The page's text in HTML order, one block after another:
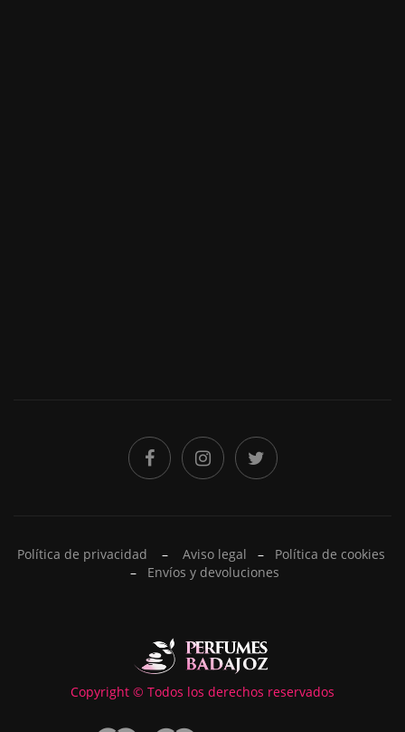
Política de privacidad – Aviso legal – Política de cookies
– Envíos y devoluciones
Copyright © Todos los derechos reservados